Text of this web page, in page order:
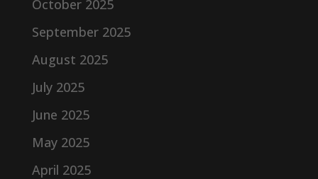
October 2025
September 2025
August 2025
July 2025
June 2025
May 2025
April 2025